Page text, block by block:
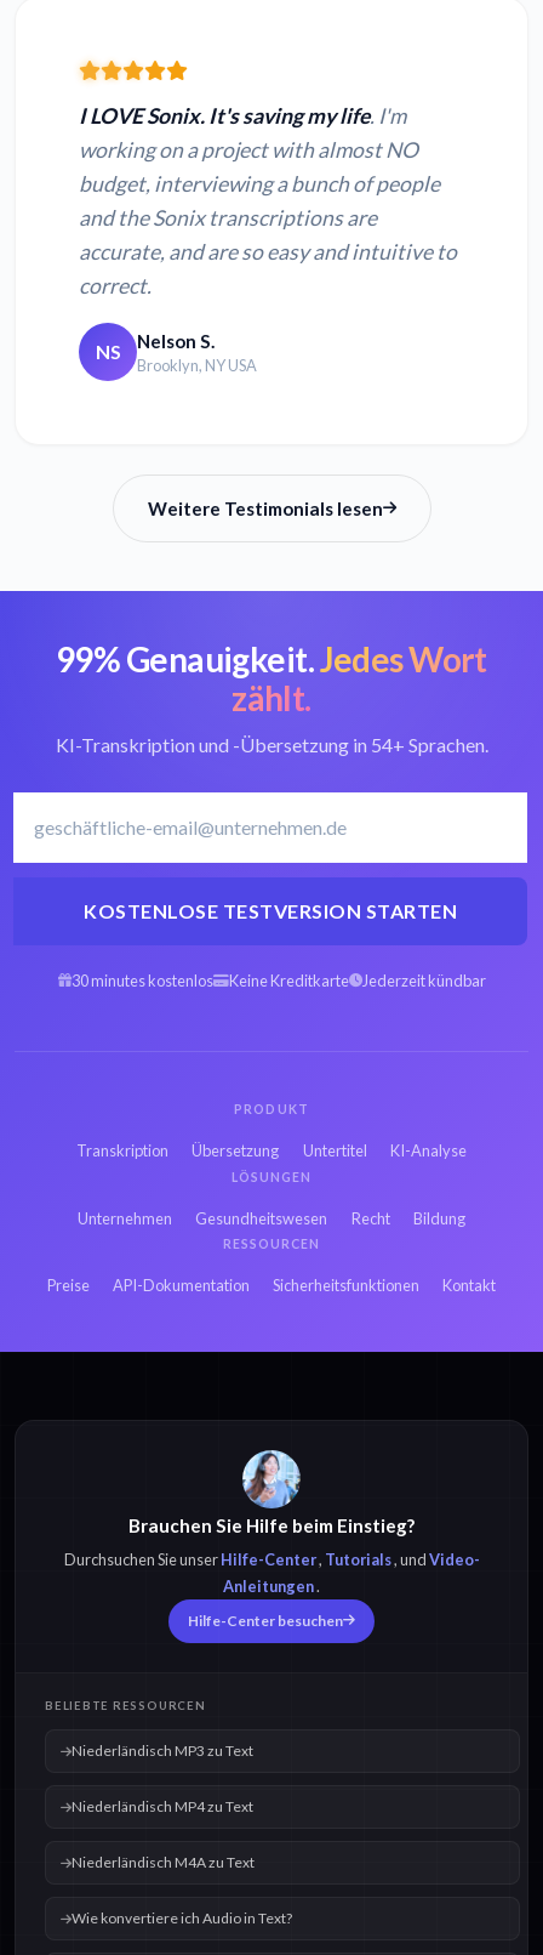
I LOVE Sonix. It's saving my life. I'm
working on a project with almost NO
budget, interviewing a bunch of people
and the Sonix transcriptions are
accurate, and are so easy and intuitive to
correct.
NS Nelson S.
Brooklyn, NY USA
Weitere Testimonials lesen
99% Genauigkeit.Jedes Wort
zählt.
KI-Transkription und -Übersetzung in 54+ Sprachen.
KOSTENLOSE TESTVERSION STARTEN
30 minutes kostenlos Keine Kreditkarte Jederzeit kündbar
PRODUKT
Transkription Übersetzung Untertitel KI-Analyse
LÖSUNGEN
Unternehmen Gesundheitswesen Recht Bildung
RESSOURCEN
Preise API-Dokumentation Sicherheitsfunktionen Kontakt
Brauchen Sie Hilfe beim Einstieg?
Durchsuchen Sie unserHilfe-Center, Tutorials, undVideo-
Anleitungen.
Hilfe-Center besuchen
BELIEBTE RESSOURCEN
Niederländisch MP3 zu Text
Niederländisch MP4 zu Text
Niederländisch M4A zu Text
Wie konvertiere ich Audio in Text?